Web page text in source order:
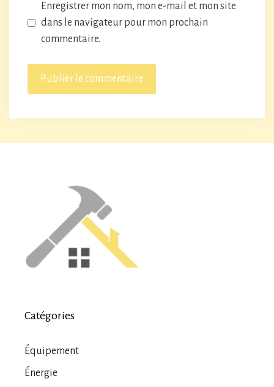
Enregistrer mon nom, mon e-mail et mon site
dans le navigateur pour mon prochain
commentaire.
Catégories
Équipement
Énergie